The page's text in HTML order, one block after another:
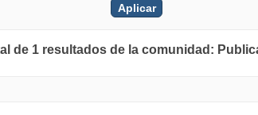
de 1 resultados de la comunidad: